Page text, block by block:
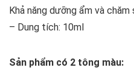
Khả năng dưỡng ẩm và chăm
– Dung tích: 10ml
Sản phẩm có 2 tông màu: